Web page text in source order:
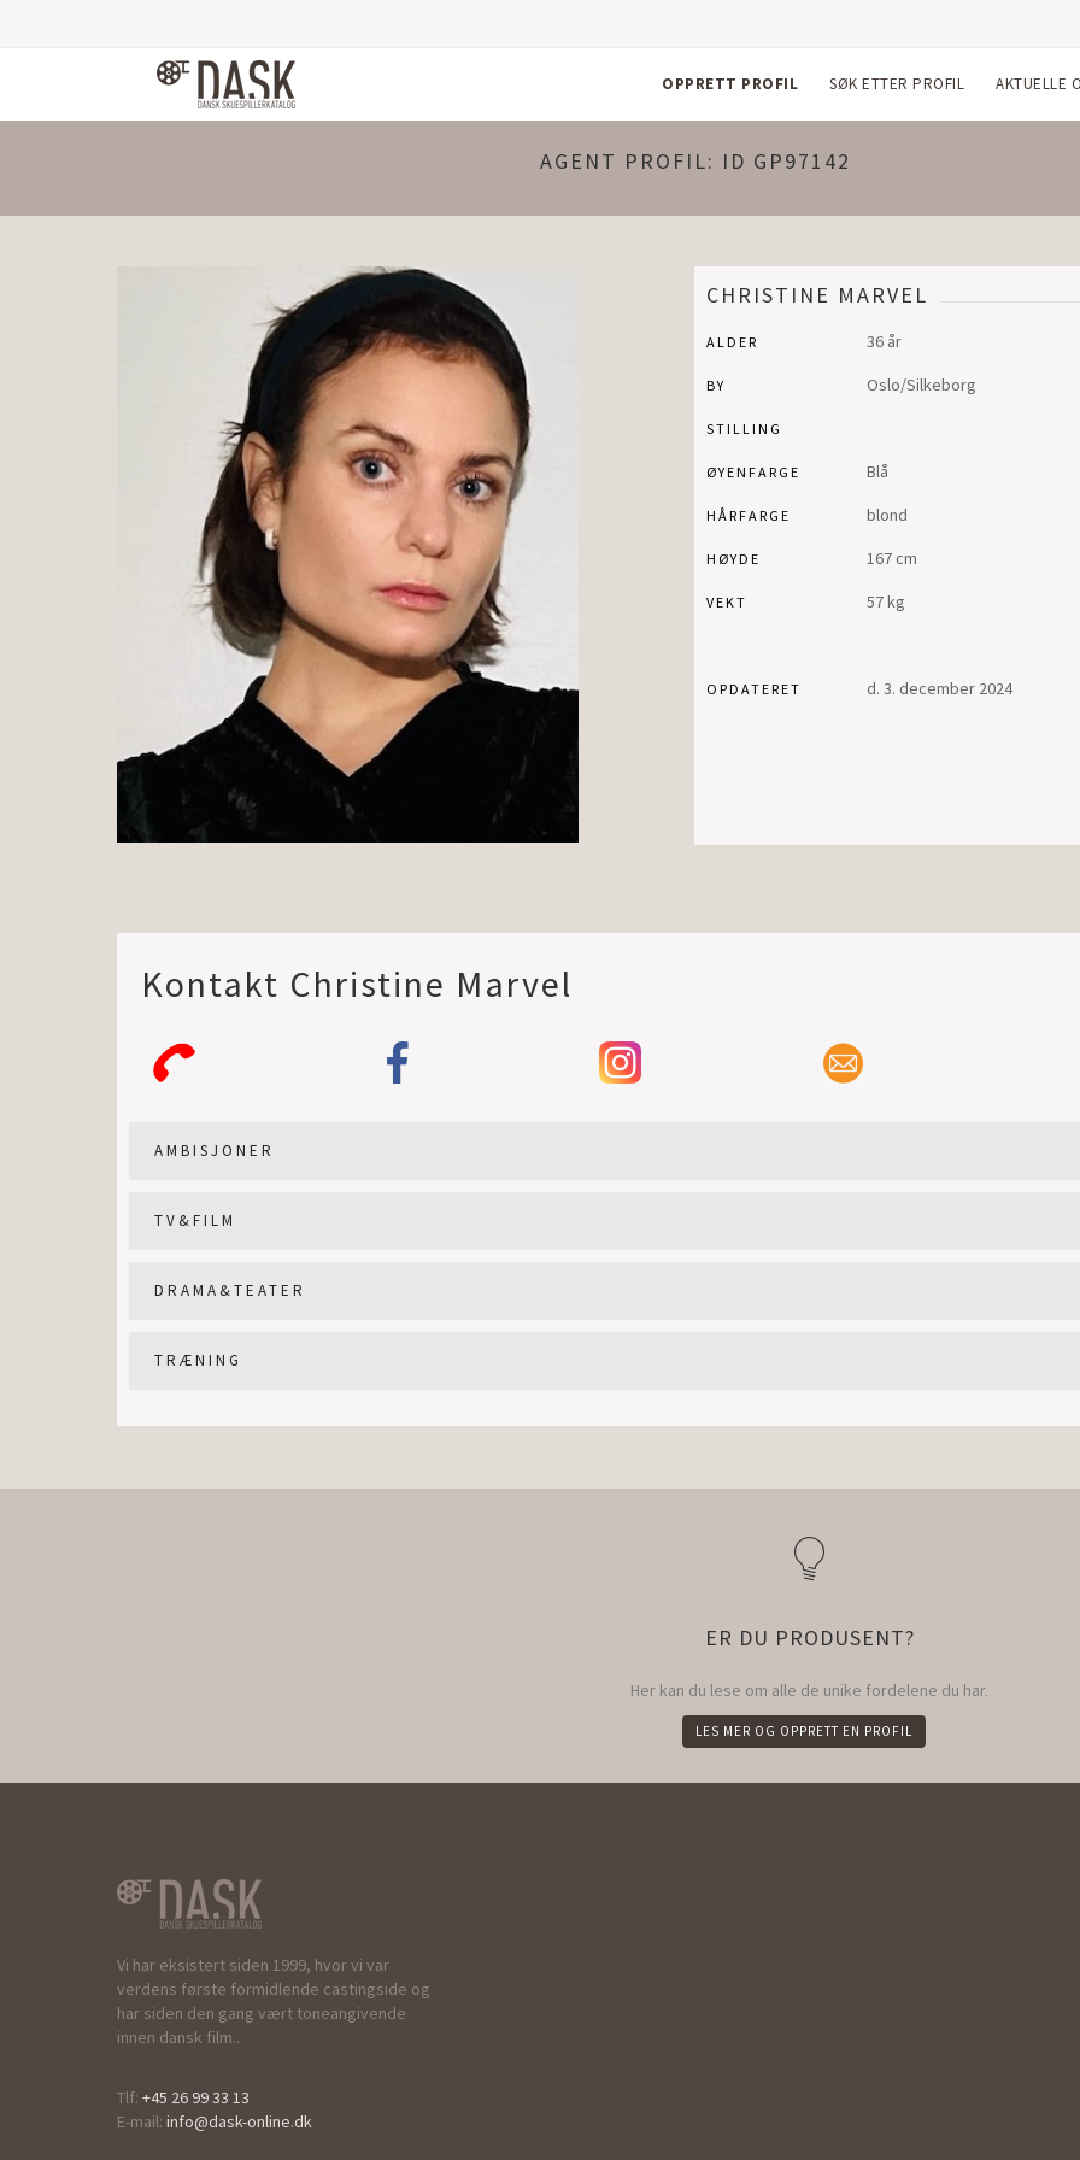
OPPRETT PROFIL SØK ETTER PROFIL AKTUELLE
AGENT PROFIL: ID GP97142
CHRISTINE MARVEL
ALDER 36 år
BY Oslo/Silkeborg
STILLING
ØYENFARGE Blå
HÅRFARGE blond
HØYDE 167 cm
VEKT 57 kg
OPDATERET d. 3. december 2024
Kontakt Christine Marvel
AMBISJONER
TV&FILM
DRAMA&TEATER
TRÆNING
ER DU PRODUSENT?
Her kan du lese om alle de unike fordelene du har.
LES MER OG OPPRETT EN PROFIL
Vi har eksistert siden 1999, hvor vi var
verdens første formidlende castingside og
har siden den gang vært toneangivende
innen dansk film..
Tlf: +45 26 99 33 13
E-mail: info@dask-online.dk